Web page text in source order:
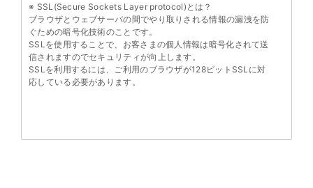
※ SSL(Secure Sockets Layer protocol)とは？
ブラウザとウェブサーバの間でやり取りされる情報の漏洩を防
ぐための暗号化技術のことです。
SSLを使用することで、お客さまの個人情報は暗号化されて送
信されますのでセキュリティが向上します。
SSLを利用するには、ご利用のブラウザが128ビットSSLに対
応している必要があります。